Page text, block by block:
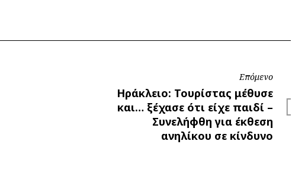
Επόμενο
Επόμενο
Ηράκλειο: Τουρίστας μέθυσε
και… ξέχασε ότι είχε παιδί –
Συνελήφθη για έκθεση
ανηλίκου σε κίνδυνο